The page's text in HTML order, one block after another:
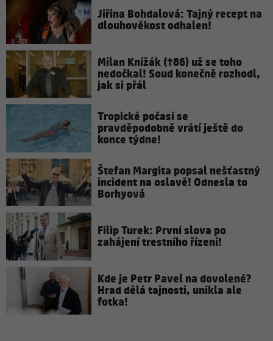
Jiřina Bohdalová: Tajný recept na
dlouhověkost odhalen!
Milan Knížák (†86) už se toho
nedočkal! Soud konečně rozhodl,
jak si přál
Tropické počasí se
pravděpodobně vrátí ještě do
konce týdne!
Štefan Margita popsal nešťastný
incident na oslavě! Odnesla to
Borhyová
Filip Turek: První slova po
zahájení trestního řízení!
Kde je Petr Pavel na dovolené?
Hrad dělá tajnosti, unikla ale
fotka!